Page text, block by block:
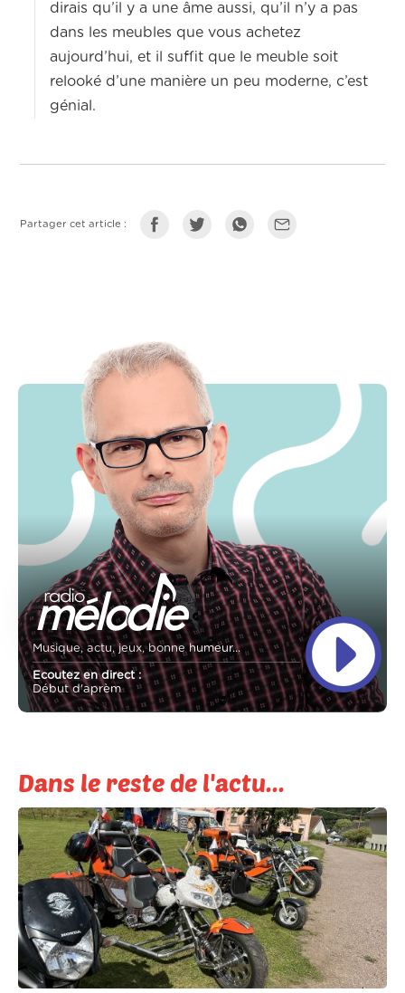
dirais qu’il y a une âme aussi, qu’il n’y a pas
dans les meubles que vous achetez
aujourd’hui, et il suffit que le meuble soit
relooké d’une manière un peu moderne, c’est
génial.
Partager cet article :
Musique, actu, jeux, bonne humeur...
Ecoutez en direct :
Début d'aprèm
Dans le reste de l'actu...